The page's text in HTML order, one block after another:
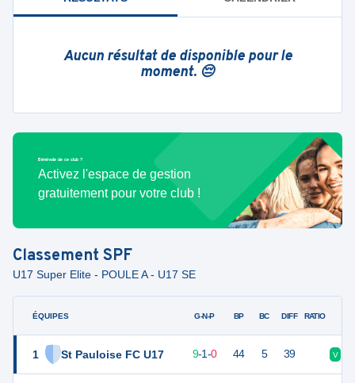
Aucun résultat de disponible pour le
moment. 😔
Bénévole de ce club ?
Activez l'espace de gestion
gratuitement pour votre club !
Classement SPF
U17 Super Elite - POULE A - U17 SE
ÉQUIPES
1 St Pauloise FC U17
G-N-P BP BC DIFF RATIO
38 9-1-0 44 5 39 V